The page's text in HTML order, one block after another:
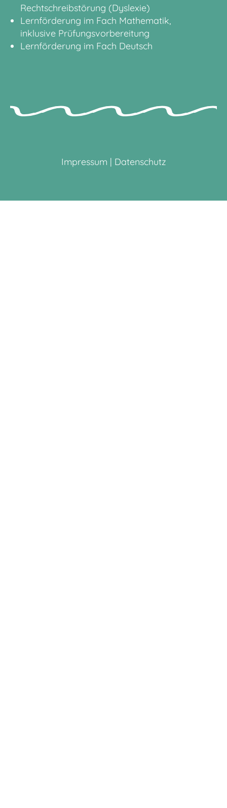
Rechtschreibstörung (Dyslexie)
Lernförderung im Fach Mathematik,
inklusive Prüfungsvorbereitung
Lernförderung im Fach Deutsch
Impressum | Datenschutz